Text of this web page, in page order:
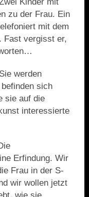
zu der Frau. Ein
mit dem
Fast vergisst er,
werden
sich
sie auf die
interessierte
Erfindung. Wir
Frau in der S-
wir wollen jetzt